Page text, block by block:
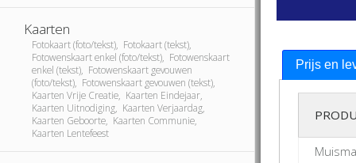
Kaarten
Fotokaart (foto/tekst), Fotokaart (tekst),
Fotowenskaart enkel (foto/tekst), Fotowenskaart
enkel (tekst), Fotowenskaart gevouwen
(foto/tekst), Fotowenskaart gevouwen (tekst),
Kaarten Vrije Creatie, Kaarten Eindejaar,
Kaarten Uitnodiging, Kaarten Verjaardag,
Kaarten Geboorte, Kaarten Communie,
Kaarten Lentefeest
Prijs en